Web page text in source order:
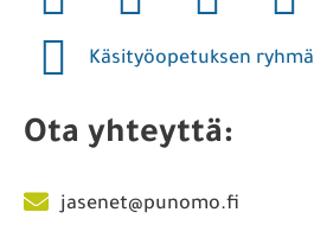
Käsityöopetuksen ryhmä
Ota yhteyttä:
jasenet@punomo.fi